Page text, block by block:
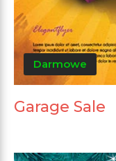
Darmowe
Garage Sale